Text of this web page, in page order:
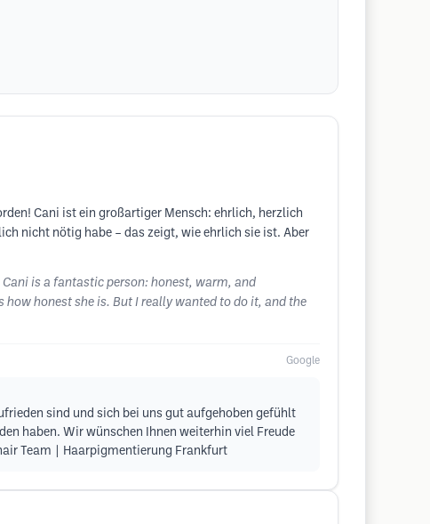
Cani ist ein großartiger Mensch: ehrlich, herzlich
nicht nötig habe – das zeigt, wie ehrlich sie ist. Aber
is a fantastic person: honest, warm, and
honest she is. But I really wanted to do it, and the
Google
sind und sich bei uns gut aufgehoben gefühlt
haben. Wir wünschen Ihnen weiterhin viel Freude
Team | Haarpigmentierung Frankfurt